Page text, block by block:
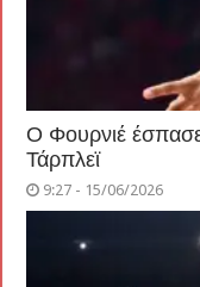
Ο Φουρνιέ
Τάρπλεϊ
9:27 - 15/06/2026